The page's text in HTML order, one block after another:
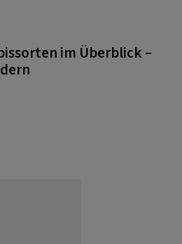
im Überblick –